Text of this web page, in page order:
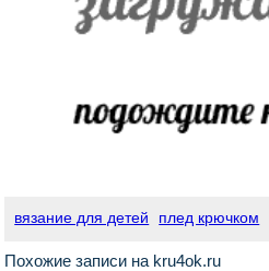
вязание для детей плед крючком
Похожие записи на kru4ok.ru